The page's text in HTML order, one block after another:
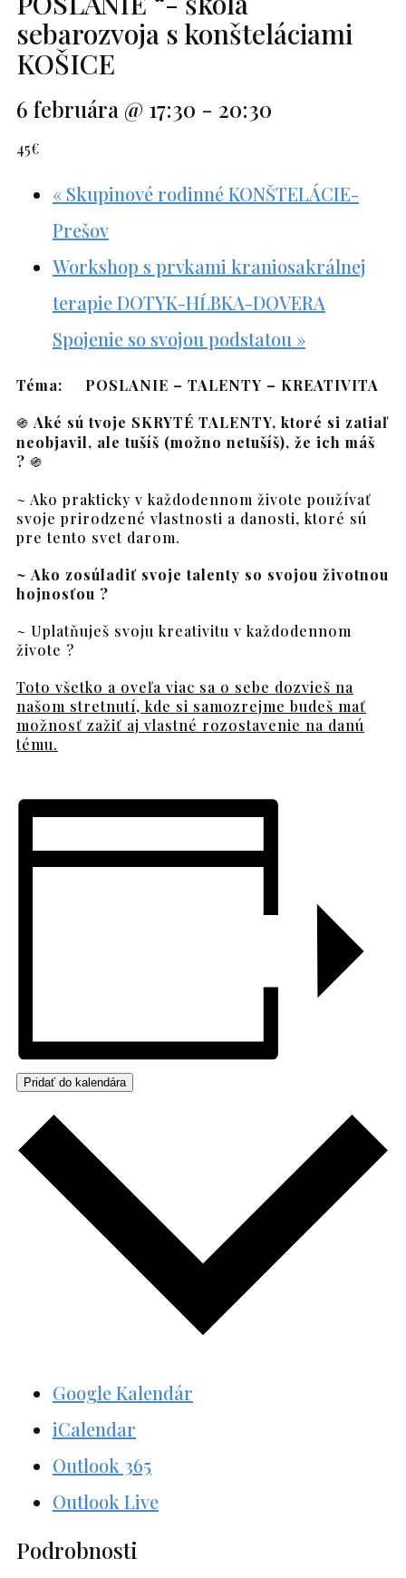
sebarozvoja s konšteláciami
KOŠICE
6 februára @ 17:30 - 20:30
45€
« Skupinové rodinné KONŠTELÁCIE-
Prešov
Workshop s prvkami kraniosakrálnej
terapie DOTYK-HĹBKA-DOVERA
Spojenie so svojou podstatou »
Téma: POSLANIE – TALENTY – KREATIVITA
֍ Aké sú tvoje SKRYTÉ TALENTY, ktoré si zatiaľ
neobjavil, ale tušíš (možno netušíš), že ich máš
? ֍
~ Ako prakticky v každodennom živote používať
svoje prirodzené vlastnosti a danosti, ktoré sú
pre tento svet darom.
~ Ako zosúladiť svoje talenty so svojou životnou
hojnosťou ?
~ Uplatňuješ svoju kreativitu v každodennom
živote ?
Toto všetko a oveľa viac sa o sebe dozvieš na
našom stretnutí, kde si samozrejme budeš mať
možnosť zažiť aj vlastné rozostavenie na danú
tému.
Pridať do kalendára
Google Kalendár
iCalendar
Outlook 365
Outlook Live
Podrobnosti